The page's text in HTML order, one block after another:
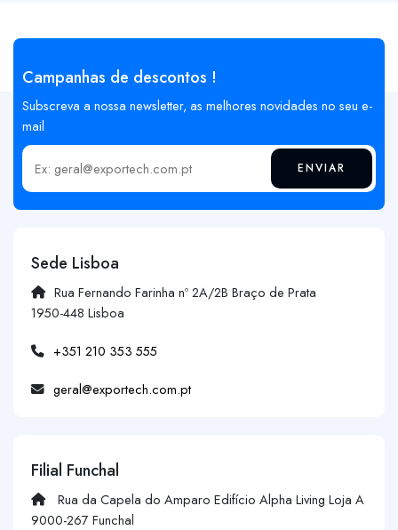
Campanhas de descontos !
Subscreva a nossa newsletter, as melhores novidades no seu e-
mail
Insira o seu email ENVIAR
Sede Lisboa
Rua Fernando Farinha nº 2A/2B Braço de Prata
1950-448 Lisboa
+351 210 353 555
geral@exportech.com.pt
Filial Funchal
Rua da Capela do Amparo Edifício Alpha Living Loja A
9000-267 Funchal